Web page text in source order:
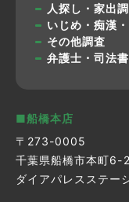
人探し・家出
いじめ・痴漢
その他調査
弁護士・司法
■船橋本店
〒273-0005
千葉県船橋市本町6-
ダイアパレスステー